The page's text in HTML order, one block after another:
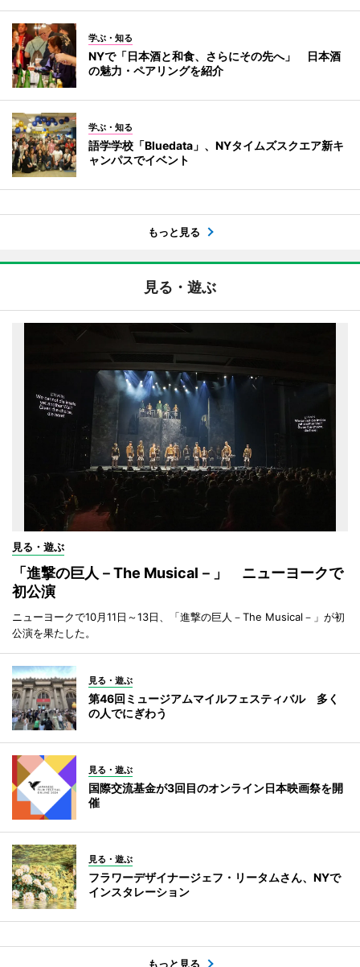
学ぶ・知る
NYで「日本酒と和食、さらにその先へ」 日本酒
の魅力・ペアリングを紹介
学ぶ・知る
語学学校「Bluedata」、NYタイムズスクエア新キ
ャンパスでイベント
もっと見る
見る・遊ぶ
見る・遊ぶ
「進撃の巨人－The Musical－」 ニューヨークで
初公演
ニューヨークで10月11日～13日、「進撃の巨人－The Musical－」が初
公演を果たした。
見る・遊ぶ
第46回ミュージアムマイルフェスティバル 多く
の人でにぎわう
見る・遊ぶ
国際交流基金が3回目のオンライン日本映画祭を開
催
見る・遊ぶ
フラワーデザイナージェフ・リータムさん、NYで
インスタレーション
もっと見る